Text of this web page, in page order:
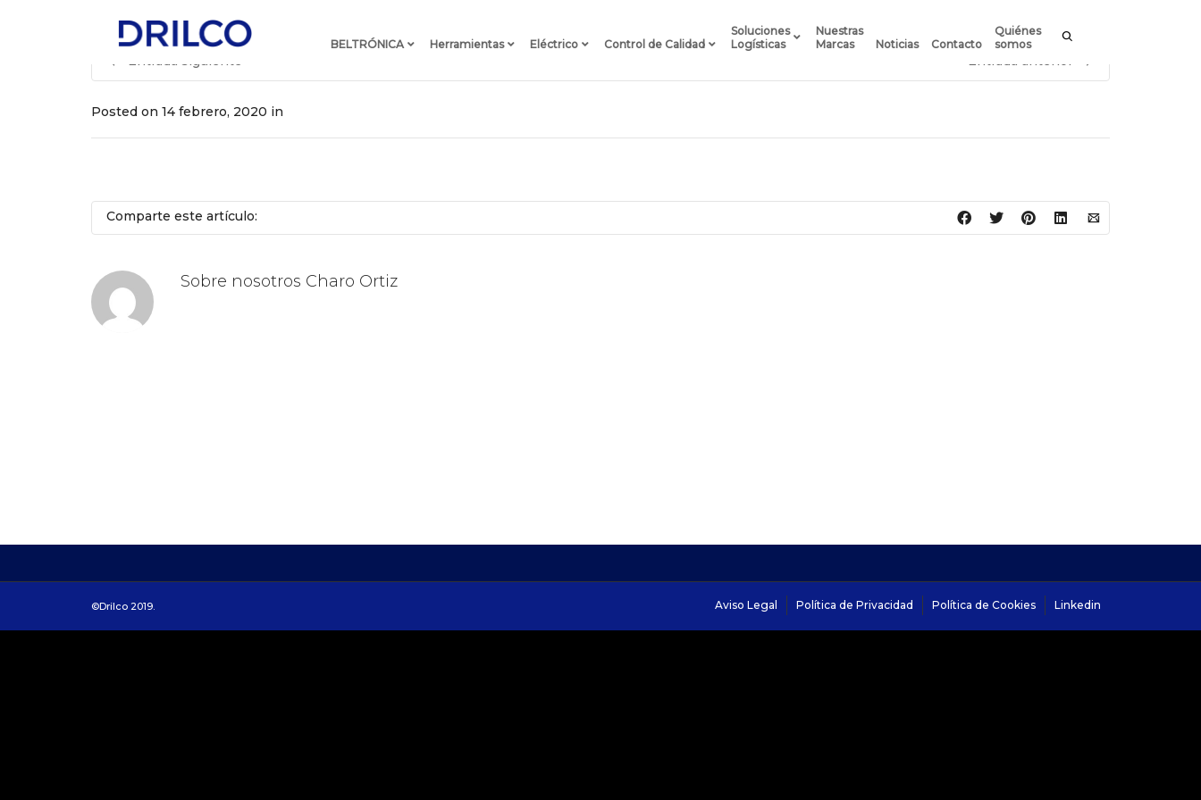
Navigation
BELTRÓNICA Herramientas Eléctrico Control de Calidad
Soluciones
Logísticas
Nuestras
Marcas
Noticias Contacto
Quiénes
somos
Entrada siguiente Entrada anterior
Posted on 14 febrero, 2020 in
Comparte este artículo:
Sobre nosotros Charo Ortiz
©Drilco 2019. Aviso Legal Política de Privacidad Política de Cookies Linkedin